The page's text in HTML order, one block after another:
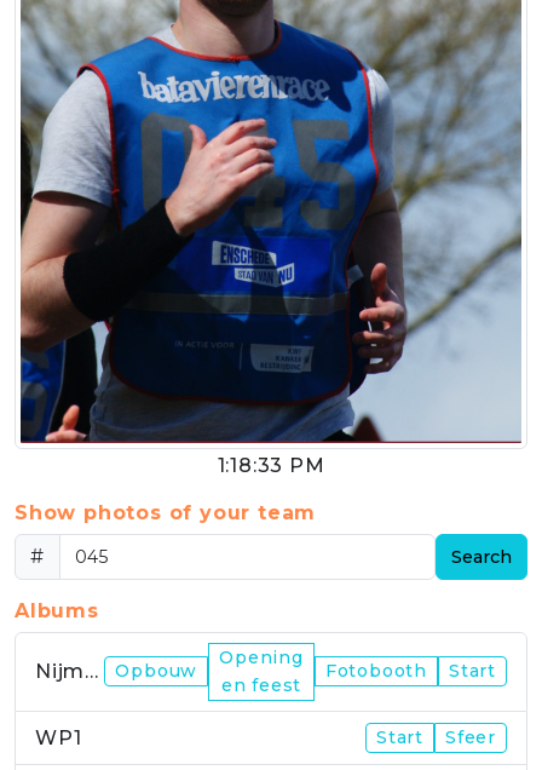
1:18:33 PM
Show photos of your team
#
Search
Albums
Nijmegen Opbouw
Opening
en feest
Fotobooth Start
WP1 Start Sfeer